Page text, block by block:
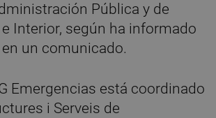
Pública y de
Interior, según ha informado
en un comunicado.
Emergencias está coordinado
i Serveis de